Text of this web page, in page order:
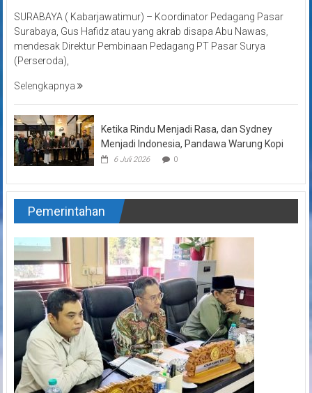
SURABAYA ( Kabarjawatimur) – Koordinator Pedagang Pasar
Surabaya, Gus Hafidz atau yang akrab disapa Abu Nawas,
mendesak Direktur Pembinaan Pedagang PT Pasar Surya
(Perseroda),
Selengkapnya
Ketika Rindu Menjadi Rasa, dan Sydney
Menjadi Indonesia, Pandawa Warung Kopi
6 Juli 2026 0
Pemerintahan